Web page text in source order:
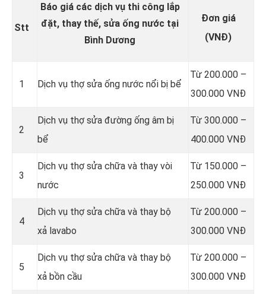
Stt
Báo giá các dịch vụ thi công lắp
đặt, thay thế, sửa ống nước tại
Bình Dương
Đơn giá
(VNĐ)
1 Dịch vụ thợ sửa ống nước nổi bị bể
Từ 200.000 –
300.000 VNĐ
2
Dịch vụ thợ sửa đường ống âm bị
bể
Từ 300.000 –
400.000 VNĐ
3
Dịch vụ thợ sửa chữa và thay vòi
nước
Từ 150.000 –
250.000 VNĐ
4
Dịch vụ thợ sửa chữa và thay bộ
xả lavabo
Từ 200.000 –
300.000 VNĐ
5
Dịch vụ thợ sửa chữa và thay bộ
xả bồn cầu
Từ 200.000 –
300.000 VNĐ